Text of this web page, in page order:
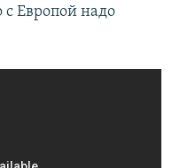
с Европой надо